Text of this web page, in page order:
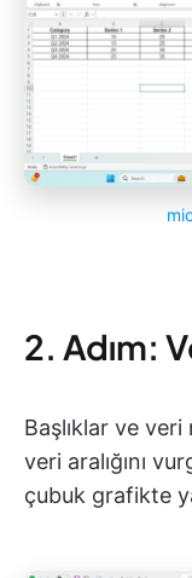
2. Adım:
Başlıklar ve
veri aralığını
çubuk grafikte